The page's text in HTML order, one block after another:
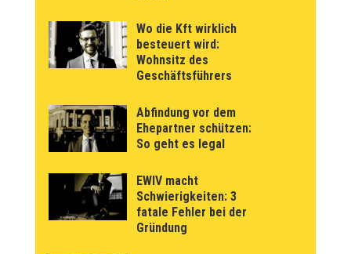
Wo die Kft wirklich
besteuert wird:
Wohnsitz des
Geschäftsführers
Abfindung vor dem
Ehepartner schützen:
So geht es legal
EWIV macht
Schwierigkeiten: 3
fatale Fehler bei der
Gründung